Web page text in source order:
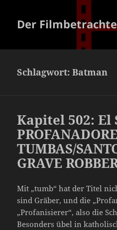
Der
Schlagwort:Batman
Kapitel 502: El
TUMBAS/
GRAVE
Mit „tumb“ hat der Titel
sind Gräber, und die
„Profanisierer“, also die
Besonders übel in